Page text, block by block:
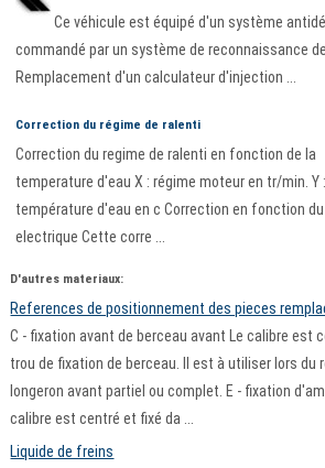
Ce véhicule est équipé d'un système
commandé par un système de reconnaissance
Remplacement d'un calculateur d'injection ...
Correction du régime de ralenti
Correction du regime de ralenti en fonction de la
temperature d'eau X : régime moteur en tr/min. Y :
température d'eau en c Correction en fonction
electrique Cette corre ...
D'autres materiaux:
References de positionnement des pieces
C - fixation avant de berceau avant Le calibre est
trou de fixation de berceau. Il est à utiliser lors du
longeron avant partiel ou complet. E - fixation
calibre est centré et fixé da ...
Liquide de freins